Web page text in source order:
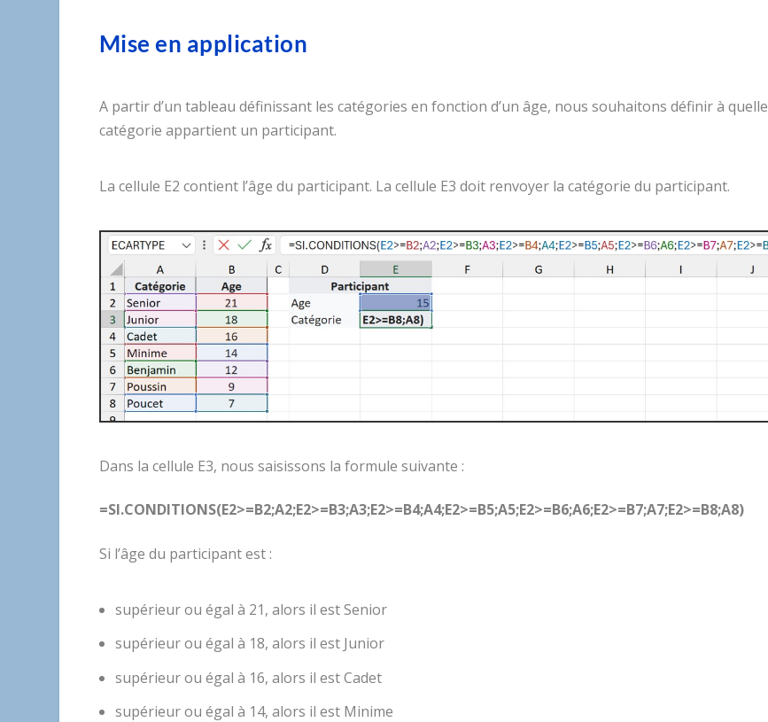
Mise en application
A partir d’un tableau définissant les catégories en fonction d’un âge, nous souhaitons définir à quelle
catégorie appartient un participant.
La cellule E2 contient l’âge du participant. La cellule E3 doit renvoyer la catégorie du participant.
Dans la cellule E3, nous saisissons la formule suivante :
=SI.CONDITIONS(E2>=B2;A2;E2>=B3;A3;E2>=B4;A4;E2>=B5;A5;E2>=B6;A6;E2>=B7;A7;E2>=B8;A8)
Si l’âge du participant est :
supérieur ou égal à 21, alors il est Senior
supérieur ou égal à 18, alors il est Junior
supérieur ou égal à 16, alors il est Cadet
supérieur ou égal à 14, alors il est Minime